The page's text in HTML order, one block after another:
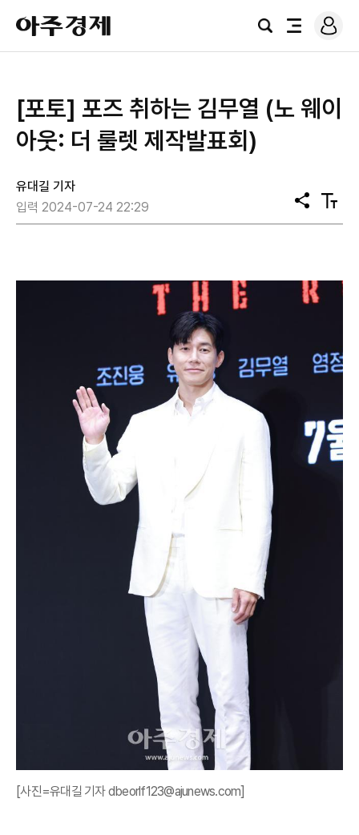
아
주
경
검
전
로
그
[포토] 포즈 취하는 김무열 (노 웨이
아웃: 더 룰렛 제작발표회)
유대길 기자
입력 2024-07-24 22:29
공
유
텍
스
[사진=유대길 기자 dbeorlf123@ajunews.com]